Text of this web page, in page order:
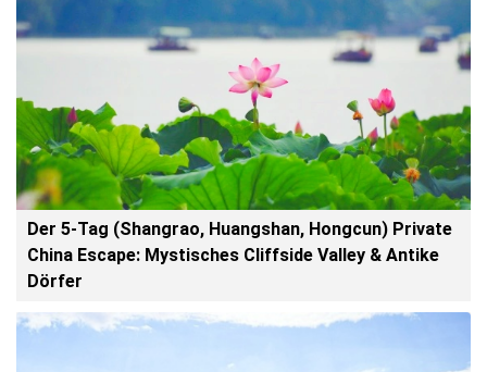
Der 5-Tag (Shangrao, Huangshan, Hongcun) Private
China Escape: Mystisches Cliffside Valley & Antike
Dörfer